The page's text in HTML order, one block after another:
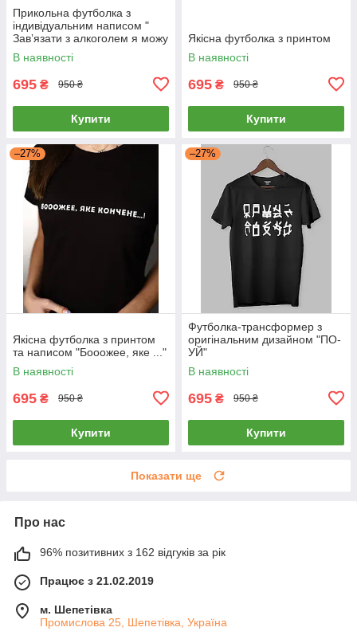
Прикольна футболка з
індивідуальним написом "
Завʼязати з алкоголем я можу
тільки пакет"
В наявності
695 ₴ 950 ₴
Купити
Якісна футболка з принтом
В наявності
695 ₴ 950 ₴
Купити
–27%
Якісна футболка з принтом
та написом "Бооожее, яке ..."
В наявності
695 ₴ 950 ₴
Купити
–27%
Футболка-трансформер з
оригінальним дизайном "ПО-
УЙ"
В наявності
695 ₴ 950 ₴
Купити
Показати ще
Про нас
96% позитивних з 162 відгуків за рік
Працює з 21.02.2019
м. Шепетівка
Промислова 25, Шепетівка, Україна